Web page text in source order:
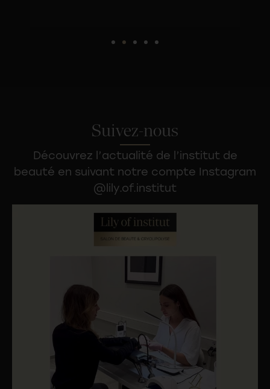
Suivez-nous
Découvrez l’actualité de l’institut de
beauté en suivant notre compte Instagram
@lily.of.institut